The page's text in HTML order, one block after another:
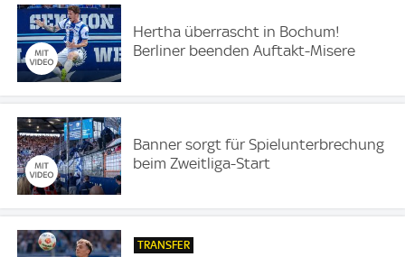
Hertha überrascht in Bochum!
Berliner beenden Auftakt-Misere
Banner sorgt für Spielunterbrechung
beim Zweitliga-Start
TRANSFER